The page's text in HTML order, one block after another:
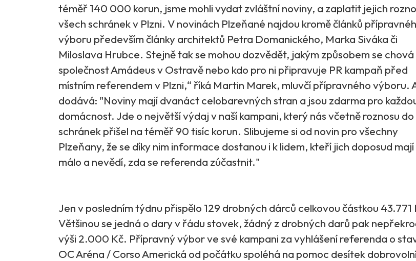
téměř 140 000 korun, jsme mohli vydat zvláštní noviny, a zaplatit jejich
všech schránek v Plzni. V novinách Plzeňané najdou kromě článků
výboru především články architektů Petra Domanického, Marka Siváka či
Miloslava Hrubce. Stejně tak se mohou dozvědět, jakým způsobem se chová
společnost Amádeus v Ostravě nebo kdo pro ni připravuje PR kampaň před
místním referendem v Plzni,“ říká Martin Marek, mluvčí přípravného výboru.
dodává: "Noviny mají dvanáct celobarevných stran a jsou zdarma pro
domácnost. Jde o největší výdaj v naší kampani, který nás včetně roznosu do
schránek přišel na téměř 90 tisíc korun. Slibujeme si od novin pro všechny
Plzeňany, že se díky nim informace dostanou i k lidem, kteří jich doposud mají
málo a nevědí, zda se referenda zúčastnit."
Jen v posledním týdnu přispělo 129 drobných dárců celkovou částkou 43.771
Většinou se jedná o dary v řádu stovek, žádný z drobných darů pak
výši 2.000 Kč. Přípravný výbor ve své kampani za vyhlášení referenda o
OC Aréna / Corso Americká od počátku spoléhá na pomoc desítek